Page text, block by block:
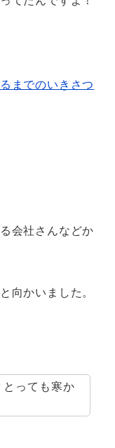
までのいきさつ
会社さんなどか
向かいました。
っても寒か